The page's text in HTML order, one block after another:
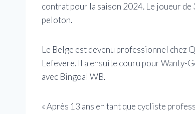
contrat pour la saison 2024. Le joueur de
peloton.
Le Belge est devenu professionnel chez
Lefevere. Il a ensuite couru pour Wanty-
avec Bingoal WB.
« Après 13 ans en tant que cycliste